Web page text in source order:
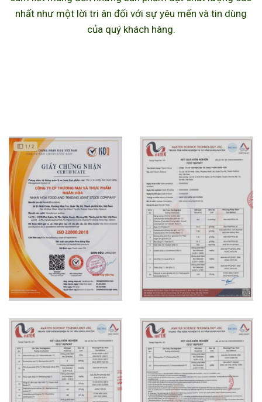
nhất như một lời tri ân đối với sự yêu mến và tin dùng
của quý khách hàng.